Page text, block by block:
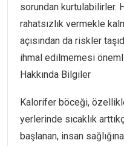
sorundan kurtulabilirler.
rahatsızlık vermekle
açısından da riskler
ihmal edilmemesi
Hakkında Bilgiler
Kalorifer böceği,
yerlerinde sıcaklık
başlanan, insan